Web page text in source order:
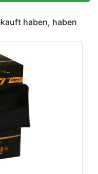
haben, haben